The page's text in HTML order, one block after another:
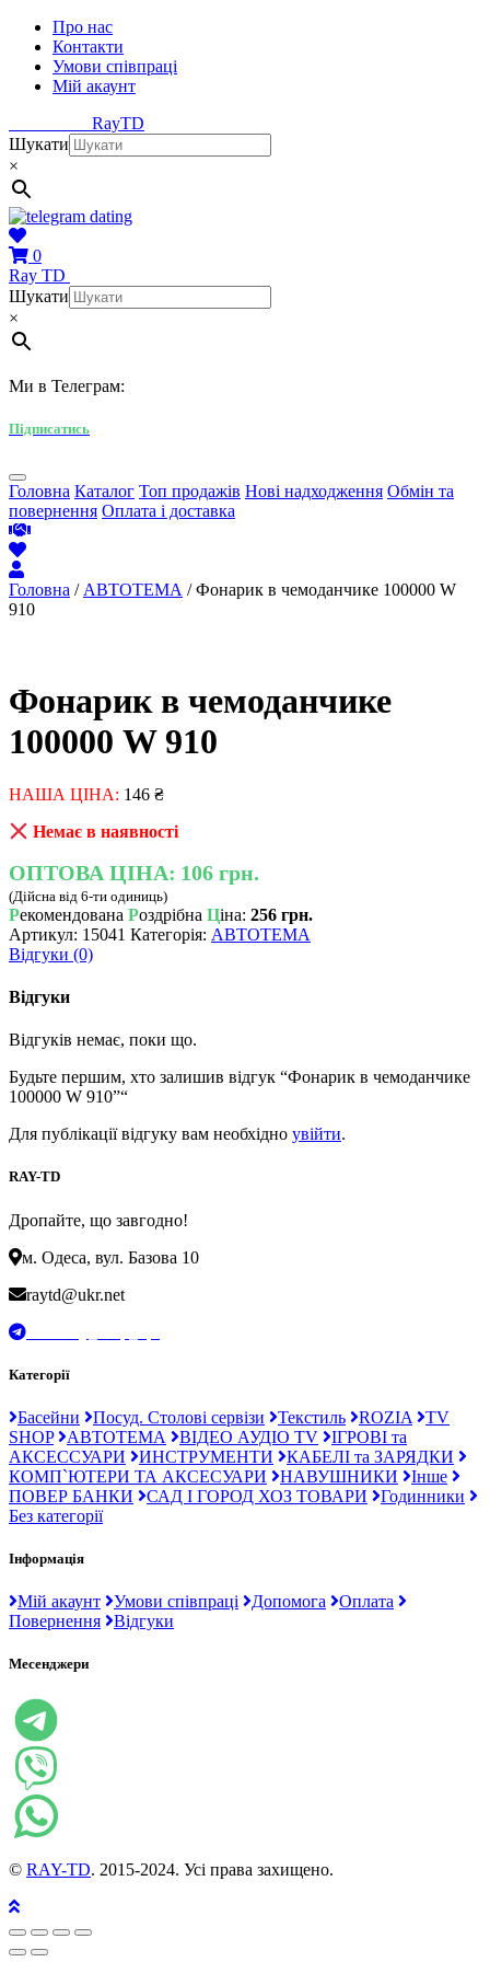
Про нас
Контакти
Умови співпраці
Мій акаунт
RayTD
Шукати
×
0
Ray TD
Шукати
×
Ми в Телеграм:
Підписатись
Головна Каталог Топ продажів Нові надходження Обмін та
повернення Оплата і доставка
Головна / АВТОТЕМА / Фонарик в чемоданчике 100000 W
910
Фонарик в чемоданчике
100000 W 910
НАША ЦІНА: 146 ₴
Немає в наявності
ОПТОВА ЦІНА: 106 грн.
(Дійсна від 6-ти одиниць)
Рекомендована Роздрібна Ціна: 256 грн.
Артикул: 15041 Категорія: АВТОТЕМА
Відгуки (0)
Відгуки
Відгуків немає, поки що.
Будьте першим, хто залишив відгук “Фонарик в чемоданчике
100000 W 910”“
Для публікації відгуку вам необхідно увійти.
RAY-TD
Дропайте, що завгодно!
м. Одеса, вул. Базова 10
raytd@ukr.net
Категорії
Басейни Посуд. Столові сервізи Текстиль ROZIA
TV
SHOP
АВТОТЕМА ВІДЕО АУДІО TV
ІГРОВІ та
АКСЕССУАРИ
ИНСТРУМЕНТИ
КАБЕЛІ та ЗАРЯДКИ
КОМП`ЮТЕРИ ТА АКСЕСУАРИ
НАВУШНИКИ
Інше
ПОВЕР БАНКИ
САД І ГОРОД ХОЗ ТОВАРИ
Годинники
Без категорії
Інформація
Мій акаунт Умови співпраці Допомога
Оплата
Повернення
Відгуки
Месенджери
© RAY-TD. 2015-2024. Усі права захищено.